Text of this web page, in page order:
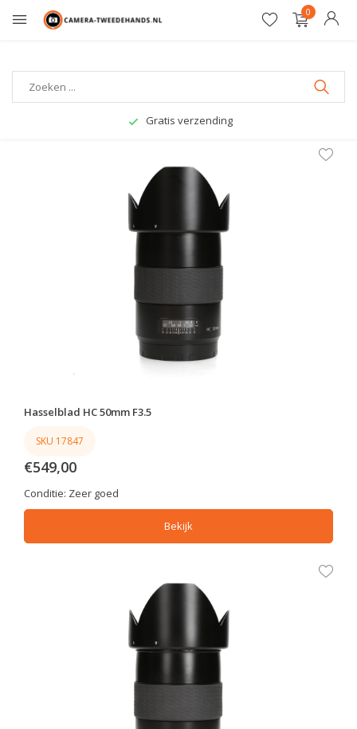
0
Gratis verzending
Hasselblad HC 50mm F3.5
SKU 17847
€549,00
Conditie: Zeer goed
Bekijk